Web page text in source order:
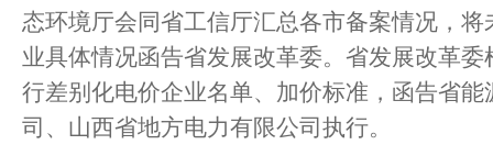
态环境厅会同省工信厅汇总各市备案情况，
业具体情况函告省发展改革委。省发展改革
行差别化电价企业名单、加价标准，函告省
司、山西省地方电力有限公司执行。